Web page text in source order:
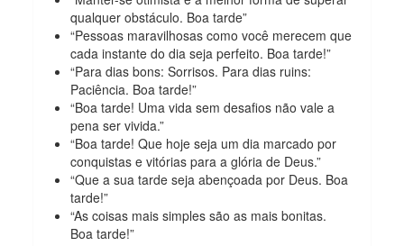
qualquer obstáculo. Boa tarde”
“Pessoas maravilhosas como você merecem que
cada instante do dia seja perfeito. Boa tarde!”
“Para dias bons: Sorrisos. Para dias ruins:
Paciência. Boa tarde!”
“Boa tarde! Uma vida sem desafios não vale a
pena ser vivida.”
“Boa tarde! Que hoje seja um dia marcado por
conquistas e vitórias para a glória de Deus.”
“Que a sua tarde seja abençoada por Deus. Boa
tarde!”
“As coisas mais simples são as mais bonitas.
Boa tarde!”